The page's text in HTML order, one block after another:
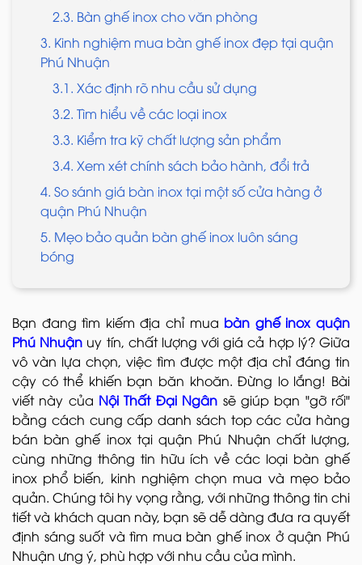
2.3. Bàn ghế inox cho văn phòng
3. Kinh nghiệm mua bàn ghế inox đẹp tại quận
Phú Nhuận
3.1. Xác định rõ nhu cầu sử dụng
3.2. Tìm hiểu về các loại inox
3.3. Kiểm tra kỹ chất lượng sản phẩm
3.4. Xem xét chính sách bảo hành, đổi trả
4. So sánh giá bàn inox tại một số cửa hàng ở
quận Phú Nhuận
5. Mẹo bảo quản bàn ghế inox luôn sáng
bóng
Bạn đang tìm kiếm địa chỉ mua bàn ghế inox quận
Phú Nhuận uy tín, chất lượng với giá cả hợp lý? Giữa
vô vàn lựa chọn, việc tìm được một địa chỉ đáng tin
cậy có thể khiến bạn băn khoăn. Đừng lo lắng! Bài
viết này của Nội Thất Đại Ngân sẽ giúp bạn "gỡ rối"
bằng cách cung cấp danh sách top các cửa hàng
bán bàn ghế inox tại quận Phú Nhuận chất lượng,
cùng những thông tin hữu ích về các loại bàn ghế
inox phổ biến, kinh nghiệm chọn mua và mẹo bảo
quản. Chúng tôi hy vọng rằng, với những thông tin chi
tiết và khách quan này, bạn sẽ dễ dàng đưa ra quyết
định sáng suốt và tìm mua bàn ghế inox ở quận Phú
Nhuận ưng ý, phù hợp với nhu cầu của mình.